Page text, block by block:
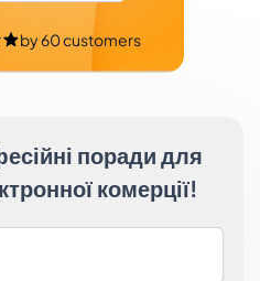
by60customers
поради для
комерції!